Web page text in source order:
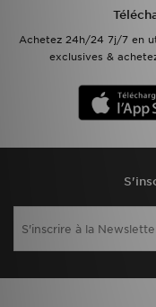
Achetez 24h/24 7j/7 en
exclusives &